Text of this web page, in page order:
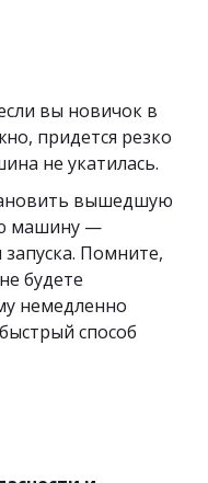
вы новичок в
придется резко
не укатилась.
вышедшую
машину —
Помните,
будете
немедленно
способ